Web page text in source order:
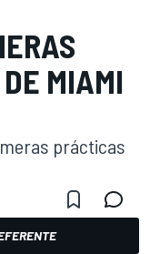
MIAMI
prácticas